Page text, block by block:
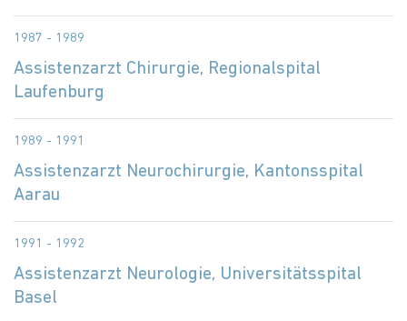
1987 - 1989
Assistenzarzt Chirurgie, Regionalspital
Laufenburg
1989 - 1991
Assistenzarzt Neurochirurgie, Kantonsspital
Aarau
1991 - 1992
Assistenzarzt Neurologie, Universitätsspital
Basel